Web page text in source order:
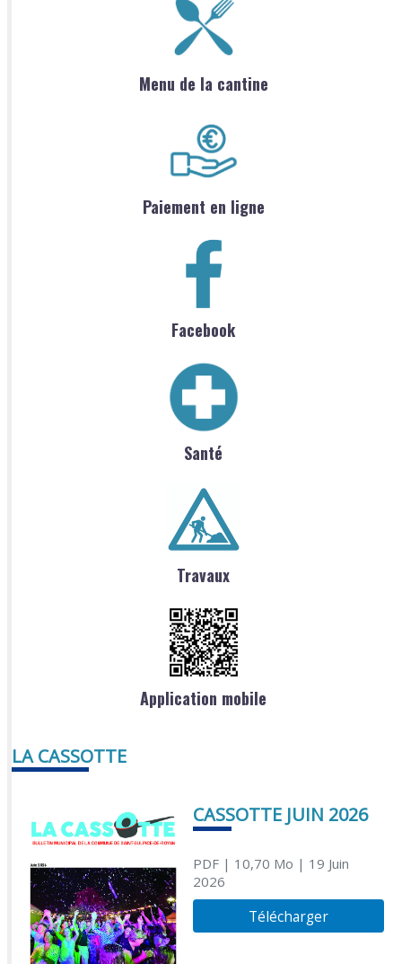
Menu de la cantine
Paiement en ligne
Facebook
Santé
Travaux
Application mobile
LA CASSOTTE
CASSOTTE JUIN 2026
PDF| 10,70 Mo | 19 Juin
2026
Télécharger